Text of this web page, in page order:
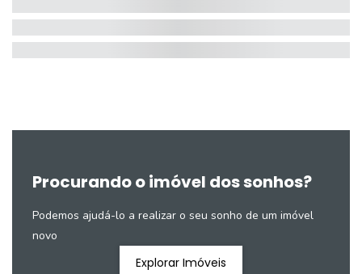
Procurando o imóvel dos sonhos?
Podemos ajudá-lo a realizar o seu sonho de um imóvel
novo
Explorar Imóveis